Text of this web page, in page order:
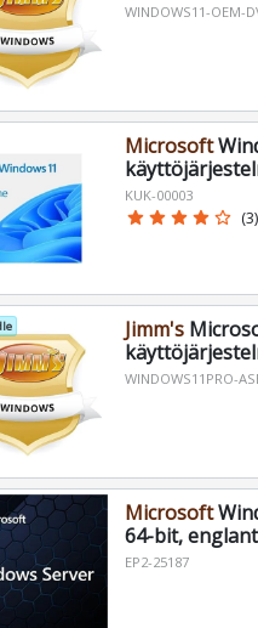
WINDOWS11-OEM-
Microsoft
KUK-00003
star star star star star_border (3)
Jimm's
WINDOWS11PRO-
Microsoft
64-bit,
EP2-25187